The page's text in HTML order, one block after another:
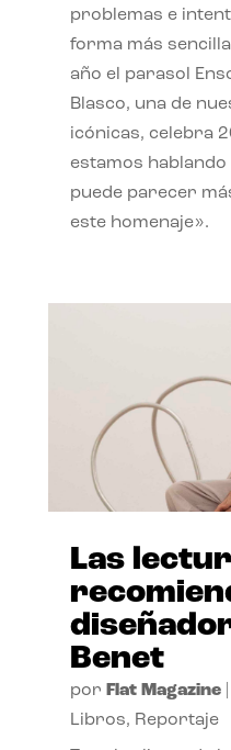
problemas e
forma más
año el parasol
Blasco, una de
icónicas, celebra
estamos
puede parecer
este homenaje».
Las
Benet
por Flat Magazine|
Libros, Reportaje